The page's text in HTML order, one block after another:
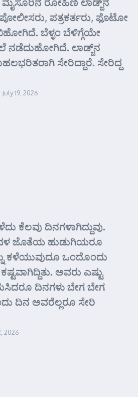
ಪತ್ರಕರ್ತರು, ಫೊಟೋ
ಬೆಳ್ಳಂ ಬೆಳಿಗ್ಗೆಯೇ
ನಡೆದುಹೋಗಿದೆ. ಲಾಡ್ಜ್‌ನ
ಸೇರಿದ್ದಾರೆ. ಸೇರಿದ್ದ
July 19, 2026
ಕೆಲವು ದಿನಗಳಾಗಿದ್ದುವು.
ಜೊತೆಯ ಹುಡುಗಿಯರೂ
ಕಳೆಯುವುದೂ ಒಂದೊಂದು
ಅವರು ಎಷ್ಟು
ದಿನಗಳು ಬೇಗ ಬೇಗ
ದಿನ ಅವರೆಲ್ಲರೂ ಸೇರಿ
2026